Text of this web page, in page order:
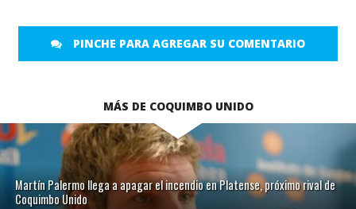
PINCHE PARA AGREGAR SU COMENTARIO
MÁS DE COQUIMBO UNIDO
Martín Palermo llega a apagar el incendio en Platense, próximo rival de
Coquimbo Unido